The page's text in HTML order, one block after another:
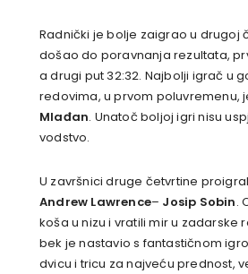
Radnički je bolje zaigrao u drugoj
došao do poravnanja rezultata,
a drugi put 32:32. Najbolji igrač u
redovima, u prvom poluvremenu,
Mlađan. Unatoč boljoj igri nisu
vodstvo.
U završnici druge četvrtine
Andrew Lawrence– Josip Sobin.
koša u nizu i vratili mir u zadarske
bek je nastavio s fantastičnom
dvicu i tricu za najveću prednost,